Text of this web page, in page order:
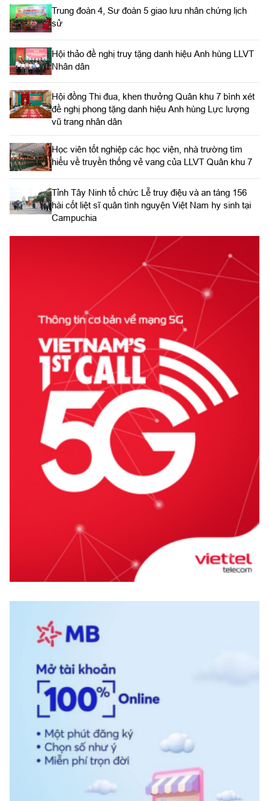
Trung đoàn 4, Sư đoàn 5 giao lưu nhân chứng lịch
sử
Hội thảo đề nghị truy tặng danh hiệu Anh hùng LLVT
Nhân dân
Hội đồng Thi đua, khen thưởng Quân khu 7 bình xét
đề nghị phong tặng danh hiệu Anh hùng Lực lượng
vũ trang nhân dân
Học viên tốt nghiệp các học viện, nhà trường tìm
hiểu về truyền thống vẻ vang của LLVT Quân khu 7
​Tỉnh Tây Ninh tổ chức Lễ truy điệu và an táng 156
hài cốt liệt sĩ quân tình nguyện Việt Nam hy sinh tại
Campuchia